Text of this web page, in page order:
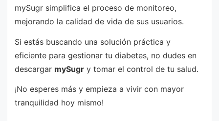
mySugr simplifica el proceso de monitoreo,
mejorando la calidad de vida de sus usuarios.
Si estás buscando una solución práctica y
eficiente para gestionar tu diabetes, no dudes en
descargar mySugr y tomar el control de tu salud.
¡No esperes más y empieza a vivir con mayor
tranquilidad hoy mismo!